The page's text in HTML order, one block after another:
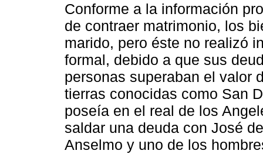
Conforme a la información
de contraer matrimonio, los
marido, pero éste no realizó
formal, debido a que sus
personas superaban el valor
tierras conocidas como San
poseía en el real de los
saldar una deuda con José
Anselmo y uno de los